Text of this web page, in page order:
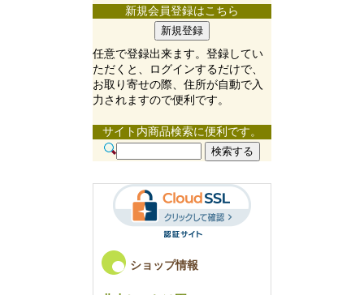
新規会員登録はこちら
任意で登録出来ます。登録してい
ただくと、ログインするだけで、
お取り寄せの際、住所が自動で入
力されますので便利です。
サイト内商品検索に便利です。
ショップ情報